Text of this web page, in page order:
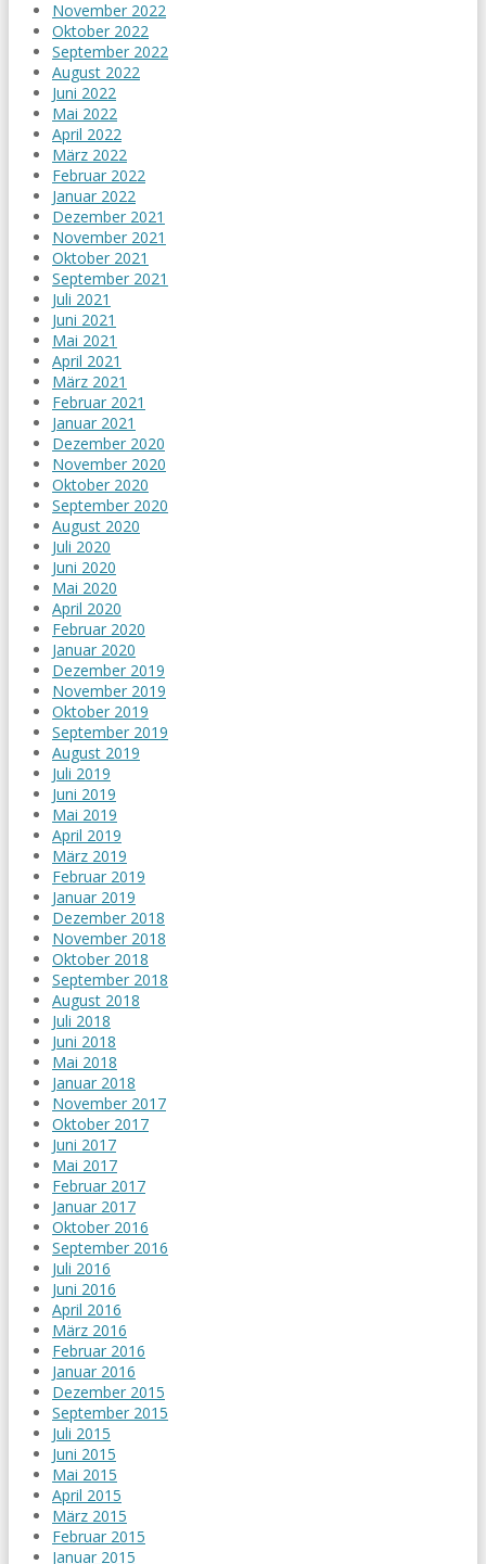
November 2022
Oktober 2022
September 2022
August 2022
Juni 2022
Mai 2022
April 2022
März 2022
Februar 2022
Januar 2022
Dezember 2021
November 2021
Oktober 2021
September 2021
Juli 2021
Juni 2021
Mai 2021
April 2021
März 2021
Februar 2021
Januar 2021
Dezember 2020
November 2020
Oktober 2020
September 2020
August 2020
Juli 2020
Juni 2020
Mai 2020
April 2020
Februar 2020
Januar 2020
Dezember 2019
November 2019
Oktober 2019
September 2019
August 2019
Juli 2019
Juni 2019
Mai 2019
April 2019
März 2019
Februar 2019
Januar 2019
Dezember 2018
November 2018
Oktober 2018
September 2018
August 2018
Juli 2018
Juni 2018
Mai 2018
Januar 2018
November 2017
Oktober 2017
Juni 2017
Mai 2017
Februar 2017
Januar 2017
Oktober 2016
September 2016
Juli 2016
Juni 2016
April 2016
März 2016
Februar 2016
Januar 2016
Dezember 2015
September 2015
Juli 2015
Juni 2015
Mai 2015
April 2015
März 2015
Februar 2015
Januar 2015